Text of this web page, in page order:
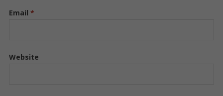
Email *
Website